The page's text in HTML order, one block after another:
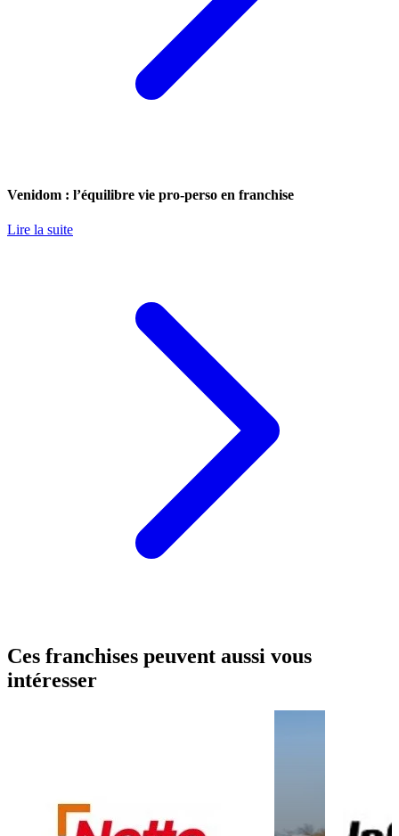
Venidom : l’équilibre vie pro-perso en franchise
Lire la suite
Ces franchises peuvent aussi vous
intéresser